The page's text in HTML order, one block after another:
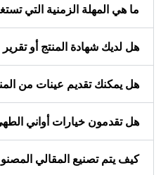
ما هي المهلة الزمنية التي
هل لديك شهادة المنتج أو
هل يمكنك تقديم عينات من
هل تقدمون خيارات أواني
كيف يتم تصنيع المقالي